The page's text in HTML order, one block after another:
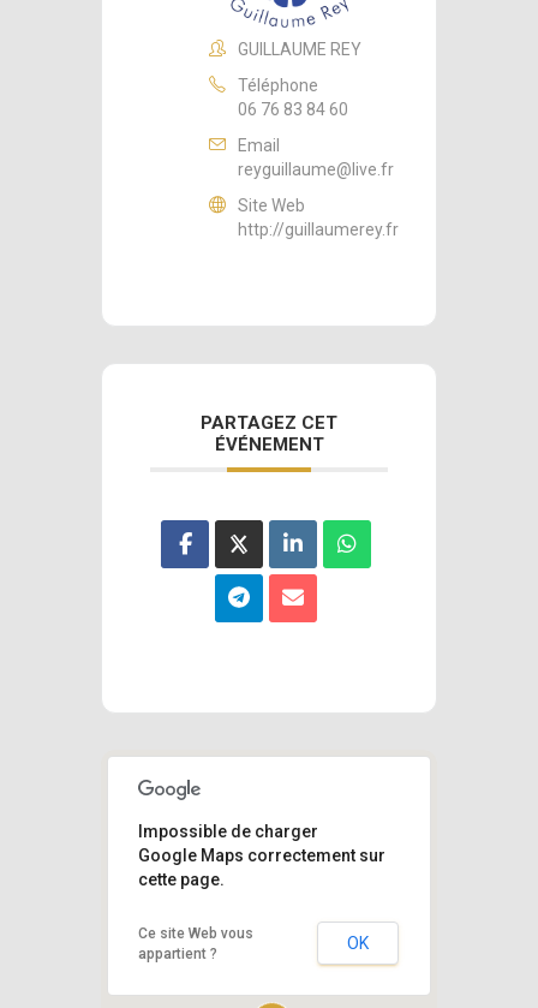
GUILLAUME REY
Téléphone
06 76 83 84 60
Email
reyguillaume@live.fr
Site Web
http://guillaumerey.fr
PARTAGEZ CET
ÉVÉNEMENT
Impossible de charger
Google Maps correctement sur
cette page.
Ce site Web vous
appartient ?
OK